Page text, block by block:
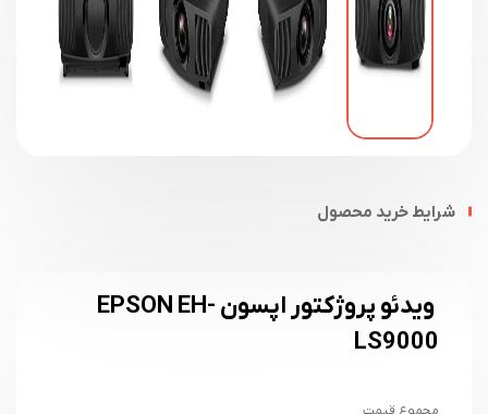
شرایط خرید محصول
ویدئو پروژکتور اپسون EPSON EH-
LS9000
مجموع قیمت